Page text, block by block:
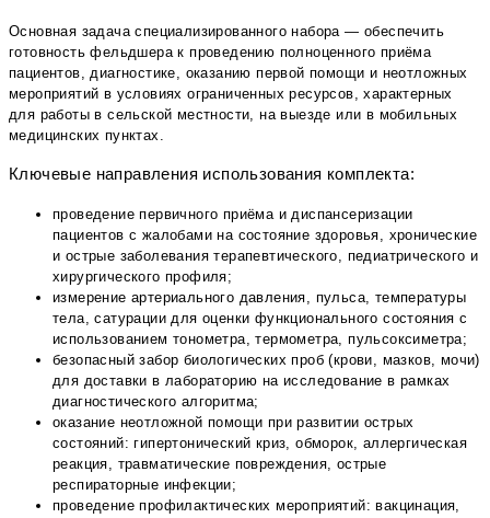
Основная задача специализированного набора — обеспечить
готовность фельдшера к проведению полноценного приёма
пациентов, диагностике, оказанию первой помощи и неотложных
мероприятий в условиях ограниченных ресурсов, характерных
для работы в сельской местности, на выезде или в мобильных
медицинских пунктах.
Ключевые направления использования комплекта:
проведение первичного приёма и диспансеризации
пациентов с жалобами на состояние здоровья, хронические
и острые заболевания терапевтического, педиатрического и
хирургического профиля;
измерение артериального давления, пульса, температуры
тела, сатурации для оценки функционального состояния с
использованием тонометра, термометра, пульсоксиметра;
безопасный забор биологических проб (крови, мазков, мочи)
для доставки в лабораторию на исследование в рамках
диагностического алгоритма;
оказание неотложной помощи при развитии острых
состояний: гипертонический криз, обморок, аллергическая
реакция, травматические повреждения, острые
респираторные инфекции;
проведение профилактических мероприятий: вакцинация,